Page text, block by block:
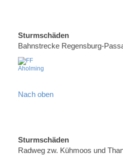
Sturmschäden
Bahnstrecke Regensburg-
Nach oben
Sturmschäden
Radweg zw. Kühmoos und